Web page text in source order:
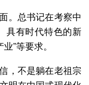
。总书记在考察中
具有时代特色的新
”等要求。
，不是躺在老祖宗